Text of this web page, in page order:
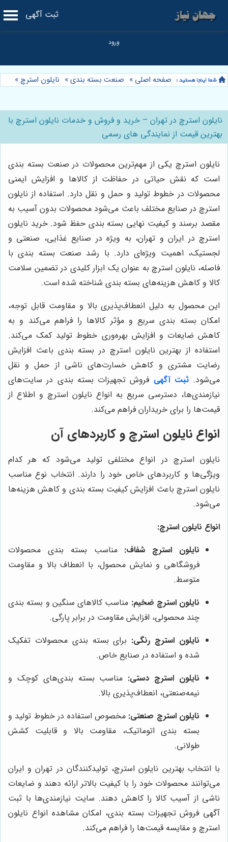
ثبت آگهی
صفحه اصلی » صنعت بسته بندی» نایلون استرچ»
نایلون استرچ در تهران – خرید و فروش و خدمات نایلون استرچ با
بهترین قیمت از نمایندگی های رسمی
نایلون استرچ یکی از مهم‌ترین محصولات در صنعت بسته بندی
است که نقش حیاتی در حفاظت از کالاها و افزایش ایمنی
محصولات در خطوط تولید و حمل و نقل دارد. استفاده از نایلون
استرچ در صنایع مختلف باعث می‌شود محصولات بدون آسیب به
مقصد برسند و کیفیت نهایی بسته بندی حفظ شود. خرید نایلون
استرچ در ایران و تهران، به ویژه در صنایع غذایی، صنعتی و
لجستیک، اهمیت ویژه‌ای دارد. با رشد صنعت بسته بندی با
فاصله، نایلون استرچ به عنوان یک ابزار کلیدی در تضمین سلامت
کالا و کاهش هزینه‌های بسته بندی شناخته شده است.
این محصول به دلیل انعطاف‌پذیری بالا و مقاومت قابل توجه،
امکان بسته بندی سریع و مؤثر کالاها را فراهم می‌کند و به
کاهش ضایعات و افزایش بهره‌وری خطوط تولید کمک می‌کند.
استفاده از بهترین نایلون استرچ در بسته بندی باعث افزایش
رضایت مشتری و کاهش خسارت‌های ناشی از حمل و نقل
می‌شود.ثبت آگهی فروش تجهیزات بسته بندی در سایت‌های
نیازمندی‌ها، دسترسی سریع به انواع نایلون استرچ و اطلاع از
قیمت‌ها را برای خریداران فراهم می‌کند.
انواع نایلون استرچ و کاربردهای آن
نایلون استرچ در انواع مختلفی تولید می‌شود که هر کدام
ویژگی‌ها و کاربردهای خاص خود را دارند. انتخاب نوع مناسب
نایلون استرچ باعث افزایش کیفیت بسته بندی و کاهش هزینه‌ها
می‌شود.
انواع نایلون استرچ:
نایلون استرچ شفاف: مناسب بسته بندی محصولات
فروشگاهی و نمایش محصول، با انعطاف بالا و مقاومت
متوسط.
نایلون استرچ ضخیم: مناسب کالاهای سنگین و بسته بندی
چند محصولی، افزایش مقاومت در برابر پارگی.
نایلون استرچ رنگی: برای بسته بندی محصولات تفکیک
شده و استفاده در صنایع خاص.
نایلون استرچ دستی: مناسب بسته بندی‌های کوچک و
نیمه‌صنعتی، انعطاف‌پذیری بالا.
نایلون استرچ صنعتی: مخصوص استفاده در خطوط تولید و
بسته بندی اتوماتیک، مقاومت بالا و قابلیت کشش
طولانی.
با انتخاب بهترین نایلون استرچ، تولیدکنندگان در تهران و ایران
می‌توانند محصولات خود را با کیفیت بالاتر ارائه دهند و ضایعات
ناشی از آسیب کالا را کاهش دهند. سایت نیازمندی‌ها با ثبت
آگهی فروش تجهیزات بسته بندی، امکان مشاهده انواع نایلون
استرچ و مقایسه قیمت‌ها را فراهم می‌کند.